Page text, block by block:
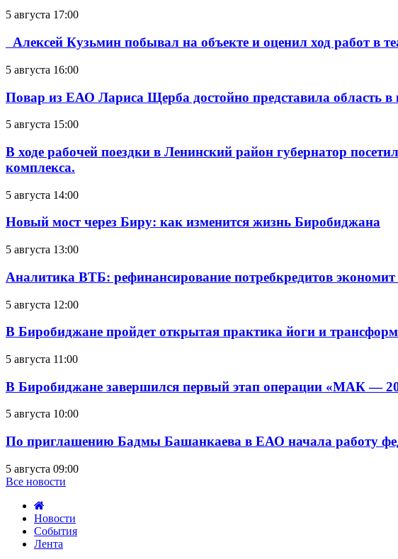
5 августа 17:00
Алексей Кузьмин побывал на объекте и оценил ход работ в
5 августа 16:00
Повар из ЕАО Лариса Щерба достойно представила область
5 августа 15:00
В ходе рабочей поездки в Ленинский район губернатор
комплекса.
5 августа 14:00
Новый мост через Биру: как изменится жизнь Биробиджана
5 августа 13:00
Аналитика ВТБ: рефинансирование потребкредитов экономит
5 августа 12:00
В Биробиджане пройдет открытая практика йоги и
5 августа 11:00
В Биробиджане завершился первый этап операции «МАК —
5 августа 10:00
По приглашению Бадмы Башанкаева в ЕАО начала работу
5 августа 09:00
Все новости
Новости
События
Лента